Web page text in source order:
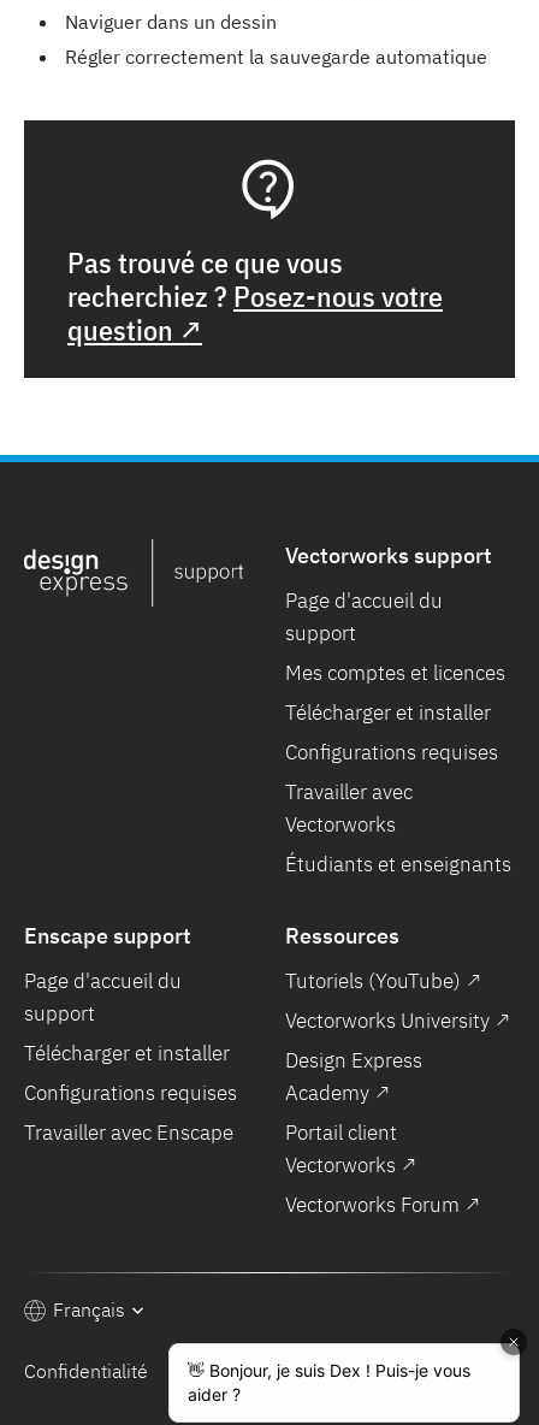
Naviguer dans un dessin
Régler correctement la sauvegarde automatique
Pas trouvé ce que vous
recherchiez ? Posez-nous votre
question ↗
Vectorworks support
Page d'accueil du
support
Mes comptes et licences
Télécharger et installer
Configurations requises
Travailler avec
Vectorworks
Étudiants et enseignants
Enscape support
Page d'accueil du
support
Télécharger et installer
Configurations requises
Travailler avec Enscape
Ressources
Tutoriels (YouTube) ↗
Vectorworks University ↗
Design Express
Academy ↗
Portail client
Vectorworks ↗
Vectorworks Forum ↗
Confidentialité Conditions de vente
Français